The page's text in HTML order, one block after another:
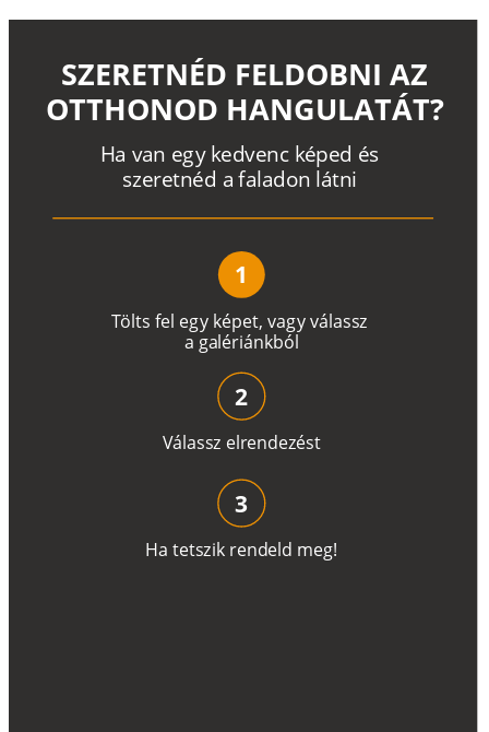
Tölts fel egy képet, vagyválassz
a galériánkból
Ha van egy kedvenc képed és
szeretnéd a faladon látni
SZERETNÉD FELDOBNI AZ
OTTHONOD HANGULATÁT?
1
Válassz elrendezést
2
Ha tetszik rendeld meg!
3